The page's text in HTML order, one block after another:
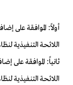
اللائحة التنفيذية
اللائحة التنفيذية